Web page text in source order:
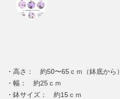
・高さ： 約50〜65ｃｍ（鉢底から）
・幅： 約25ｃｍ
・鉢サイズ： 約15ｃｍ